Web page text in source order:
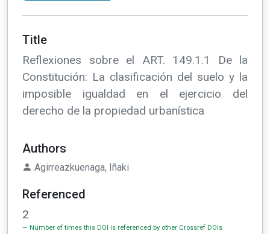
Title
Reflexiones sobre el ART. 149.1.1 De la
Constitución: La clasificación del suelo y la
imposible igualdad en el ejercicio del
derecho de la propiedad urbanística
Authors
Agirreazkuenaga, Iñaki
Referenced
2
Number of times this DOI is referenced by other Crossref DOIs